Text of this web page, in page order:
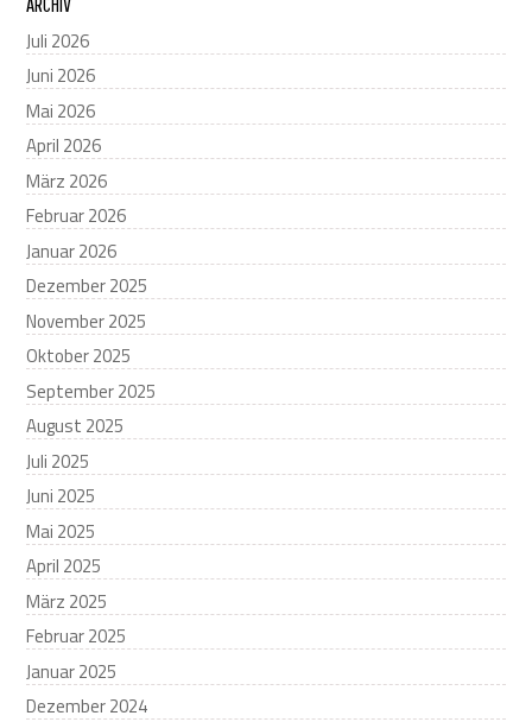
Juli 2026
Juni 2026
Mai 2026
April 2026
März 2026
Februar 2026
Januar 2026
Dezember 2025
November 2025
Oktober 2025
September 2025
August 2025
Juli 2025
Juni 2025
Mai 2025
April 2025
März 2025
Februar 2025
Januar 2025
Dezember 2024